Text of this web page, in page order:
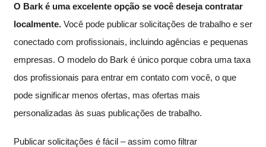
O Bark é uma excelente opção se você deseja contratar
localmente. Você pode publicar solicitações de trabalho e ser
conectado com profissionais, incluindo agências e pequenas
empresas. O modelo do Bark é único porque cobra uma taxa
dos profissionais para entrar em contato com você, o que
pode significar menos ofertas, mas ofertas mais
personalizadas às suas publicações de trabalho.
Publicar solicitações é fácil – assim como filtrar